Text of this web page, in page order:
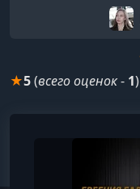
★5(всего оценок- 1)